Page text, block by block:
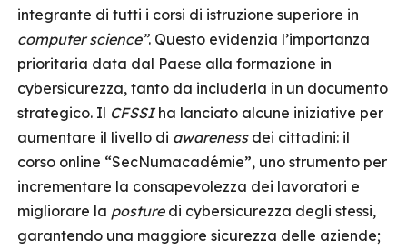
integrante di tutti i corsi di istruzione superiore in
computer science”. Questo evidenzia l’importanza
prioritaria data dal Paese alla formazione in
cybersicurezza, tanto da includerla in un documento
strategico. Il CFSSIha lanciato alcune iniziative per
aumentare il livello di awarenessdei cittadini: il
corso online “SecNumacadémie”, uno strumento per
incrementare la consapevolezza dei lavoratori e
migliorare la posturedi cybersicurezza degli stessi,
garantendo una maggiore sicurezza delle aziende;